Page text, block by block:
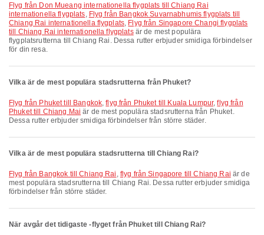
Flyg från Don Mueang internationella flygplats till Chiang Rai
internationella flygplats, Flyg från Bangkok Suvarnabhumis flygplats till
Chiang Rai internationella flygplats, Flyg från Singapore Changi flygplats
till Chiang Rai internationella flygplatsär de mest populära
flygplatsrutterna till Chiang Rai. Dessa rutter erbjuder smidiga förbindelser
för din resa.
Vilka är de mest populära stadsrutterna från Phuket?
flyg från Phuket till Bangkok,flyg från Phuket till Kuala Lumpur,flyg från
Phuket till Chiang Mai är de mest populära stadsrutterna från Phuket.
Dessa rutter erbjuder smidiga förbindelser från större städer.
Vilka är de mest populära stadsrutterna till Chiang Rai?
flyg från Bangkok till Chiang Rai , flyg från Singapore till Chiang Rai är de
mest populära stadsrutterna till Chiang Rai. Dessa rutter erbjuder smidiga
förbindelser från större städer.
När avgår det tidigaste -flyget från Phuket till Chiang Rai?